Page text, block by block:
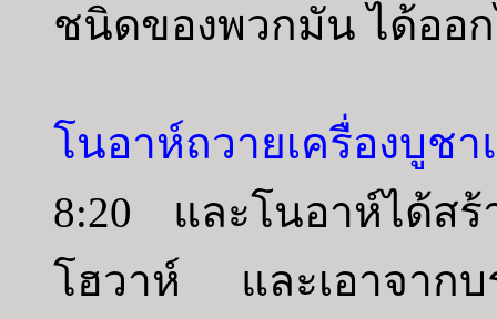
ชนิดของพวกมัน ได้ออก
โนอาห์ถวายเครื่องบูชา
8:20 และโนอาห์ได้สร้
โฮวาห์ และเอาจาก